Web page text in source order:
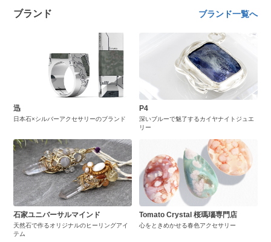
ブランド ブランド一覧へ
迅
日本石×シルバーアクセサリーのブランド
P4
深いブルーで魅了するカイヤナイトジュエ
リー
石家ユニバーサルマインド
天然石で作るオリジナルのヒーリングアイ
テム
Tomato Crystal 桜瑪瑙専門店
心をときめかせる春色アクセサリー